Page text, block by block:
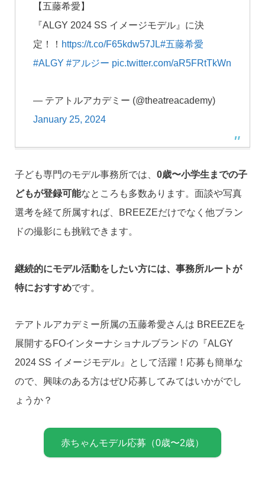
【五藤希愛】
『ALGY 2024 SS イメージモデル』に決
定！！ https://t.co/F65kdw57JL#五藤希愛
#ALGY #アルジー pic.twitter.com/aR5FRtTkWn
— テアトルアカデミー (@theatreacademy)
January 25, 2024
子ども専門のモデル事務所では、 0歳〜小学生までの子
どもが登録可能なところも多数あります。面談や写真
選考を経て所属すれば、BREEZEだけでなく他ブラン
ドの撮影にも挑戦できます。
継続的にモデル活動をしたい方には、事務所ルートが
特におすすめです。
テアトルアカデミー所属の五藤希愛さんは BREEZEを
展開するFOインターナショナルブランドの『ALGY
2024 SS イメージモデル』として活躍！応募も簡単な
ので、興味のある方はぜひ応募してみてはいかがでし
ょうか？
赤ちゃんモデル応募（0歳〜2歳）